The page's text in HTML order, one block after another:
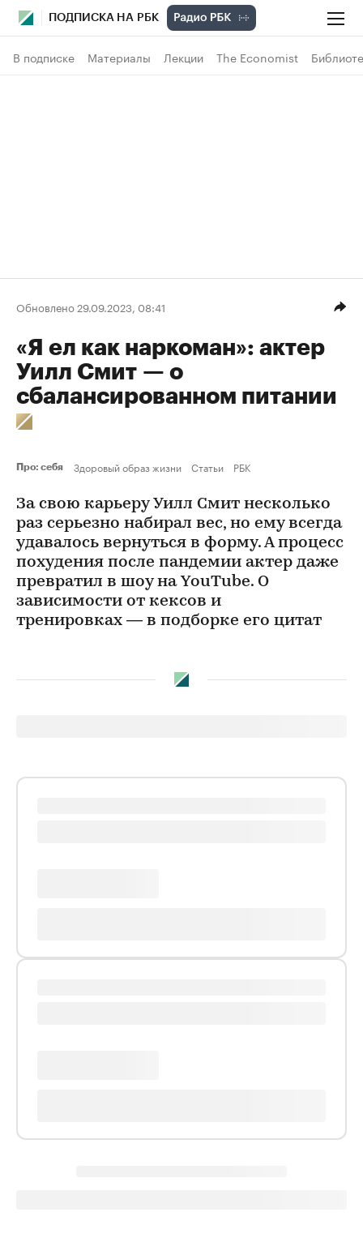
ПОДПИСКА НА РБК
В подписке Материалы Лекции The Economist
Обновлено 29.09.2023, 08:41
«Я ел как наркоман»: актер
Уилл Смит — о
сбалансированном питании
Про: себя Здоровый образ жизни Статьи РБК
За свою карьеру Уилл Смит несколько
раз серьезно набирал вес, но ему всегда
удавалось вернуться в форму. А процесс
похудения после пандемии актер даже
превратил в шоу на YouTube. О
зависимости от кексов и
тренировках — в подборке его цитат